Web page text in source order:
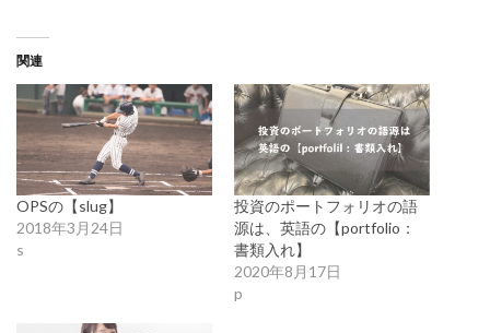
関連
OPSの【slug】
2018年3月24日
s
投資のポートフォリオの語
源は、英語の【portfolio：
書類入れ】
2020年8月17日
p